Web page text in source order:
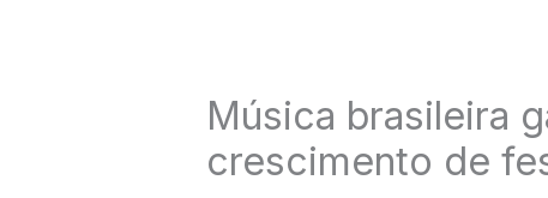
Música brasileira
crescimento de